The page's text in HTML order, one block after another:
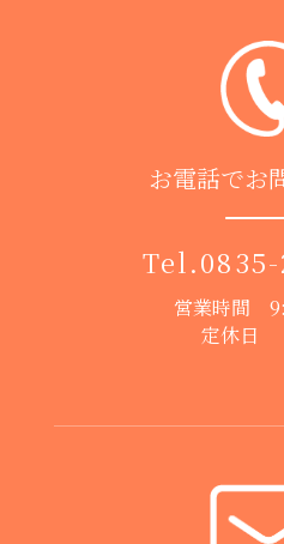
お電話でお
Tel.
営業時間
定休日